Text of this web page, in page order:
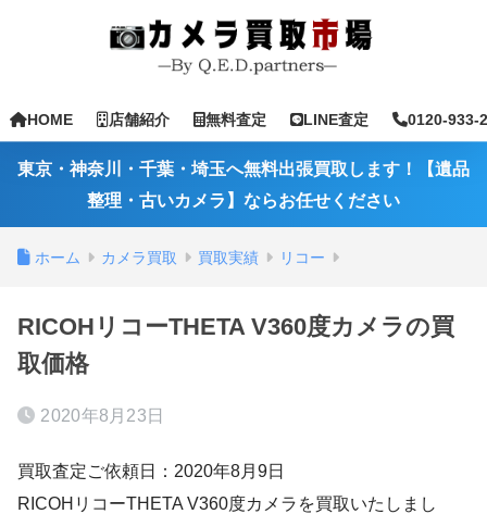
HOME 店舗紹介 無料査定 LINE査定 0120-933-
東京・神奈川・千葉・埼玉へ無料出張買取します！【遺品
整理・古いカメラ】ならお任せください
ホーム カメラ買取 買取実績 リコー
RICOHリコーTHETA V360度カメラの買
取価格
2020年8月23日
買取査定ご依頼日：2020年8月9日
RICOHリコーTHETA V360度カメラを買取いたしまし